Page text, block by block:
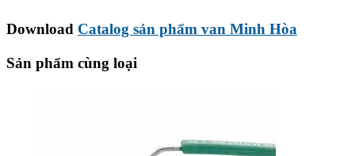
Download Catalog sản phẩm van Minh Hòa
Sản phẩm cùng loại